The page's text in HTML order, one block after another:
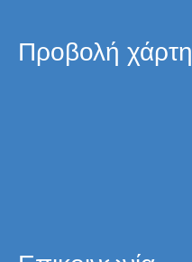
Προβολή χάρτη